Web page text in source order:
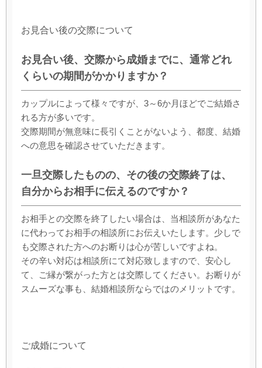
お見合い後の交際について
お見合い後、交際から成婚までに、通常どれ
くらいの期間がかかりますか？
カップルによって様々ですが、3～6か月ほどでご結婚さ
れる方が多いです。
交際期間が無意味に長引くことがないよう、都度、結婚
への意思を確認させていただきます。
一旦交際したものの、その後の交際終了は、
自分からお相手に伝えるのですか？
お相手との交際を終了したい場合は、当相談所があなた
に代わってお相手の相談所にお伝えいたします。少しで
も交際された方へのお断りは心が苦しいですよね。
その辛い対応は相談所にて対応致しますので、安心し
て、ご縁が繋がった方とは交際してください。お断りが
スムーズな事も、結婚相談所ならではのメリットです。
ご成婚について